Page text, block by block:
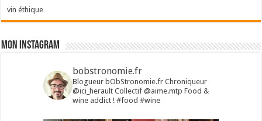
vin éthique
Mon Instagram
bobstronomie.fr
Blogueur bObStronomie.fr Chroniqueur
@ici_heraultCollectif @aime.mtp Food &
wine addict !#food #wine